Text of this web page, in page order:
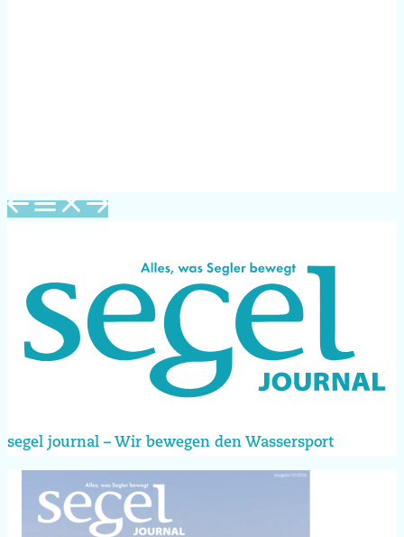
segel journal – Wir bewegen den Wassersport